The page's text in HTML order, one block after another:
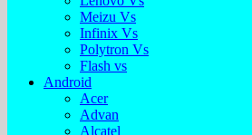
Meizu Vs
Infinix Vs
Polytron Vs
Flash vs
Android
Acer
Advan
Alcatel